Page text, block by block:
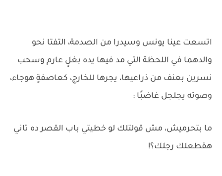
اتسعت عينا يونس وسيدرا من الصدمة، التفتا نحو
والدهما في اللحظة التي مد فيها يده بغلٍ عارم وسحب
نسرين بعنف من ذراعيها، يجرها للخارج، كعاصفةٍ هوجاء،
وصوته يجلجل غاضبًا :
ما بتحرميش، مش قولتلك لو خطيتي باب القصر ده تاني
هقطعلك رجلك؟!